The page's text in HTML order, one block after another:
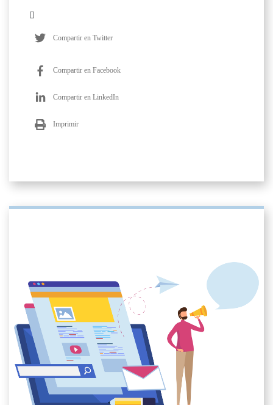
Compartir en Twitter
Compartir en Facebook
Compartir en LinkedIn
Imprimir